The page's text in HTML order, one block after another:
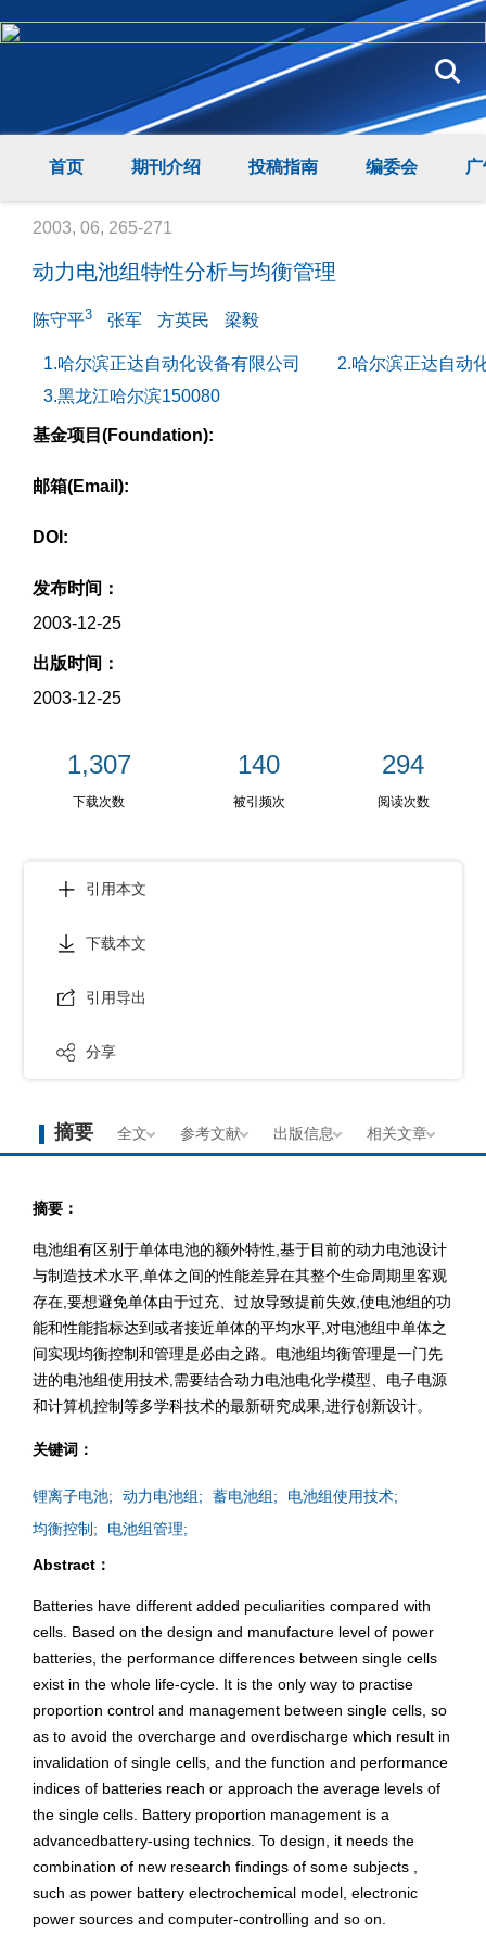
首页 期刊介绍 投稿指南 编委会
2003, 06, 265-271
动力电池组特性分析与均衡管理
陈守平3 张军 方英民 梁毅
1.哈尔滨正达自动化设备有限公司
2.哈尔滨正达自动
3.黑龙江哈尔滨150080
基金项目(Foundation):
邮箱(Email):
DOI:
发布时间：
2003-12-25
出版时间：
2003-12-25
1,307 140 294
下载次数 被引频次 阅读次数
引用本文
下载本文
引用导出
分享
摘要 全文 参考文献 出版信息 相关文章
摘要：
电池组有区别于单体电池的额外特性,基于目前的动力电池设计
与制造技术水平,单体之间的性能差异在其整个生命周期里客观
存在,要想避免单体由于过充、过放导致提前失效,使电池组的功
能和性能指标达到或者接近单体的平均水平,对电池组中单体之
间实现均衡控制和管理是必由之路。电池组均衡管理是一门先
进的电池组使用技术,需要结合动力电池电化学模型、电子电源
和计算机控制等多学科技术的最新研究成果,进行创新设计。
关键词：
锂离子电池; 动力电池组; 蓄电池组;
电池组使用技术;
均衡控制;
电池组管理;
Abstract：
Batteries have different added peculiarities compared with
cells. Based on the design and manufacture level of power
batteries, the performance differences between single cells
exist in the whole life-cycle. It is the only way to practise
proportion control and management between single cells, so
as to avoid the overcharge and overdischarge which result in
invalidation of single cells, and the function and performance
indices of batteries reach or approach the average levels of
the single cells. Battery proportion management is a
advancedbattery-using technics. To design, it needs the
combination of new research findings of some subjects ,
such as power battery electrochemical model, electronic
power sources and computer-controlling and so on.